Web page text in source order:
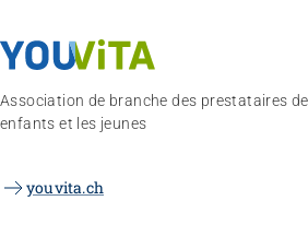
Association de branche des prestataires
enfants et les jeunes
youvita.ch